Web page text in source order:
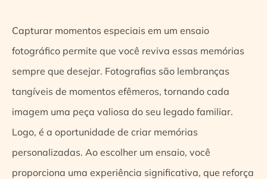
Capturar momentos especiais em um ensaio
fotográfico permite que você reviva essas memórias
sempre que desejar. Fotografias são lembranças
tangíveis de momentos efêmeros, tornando cada
imagem uma peça valiosa do seu legado familiar.
Logo, é a oportunidade de criar memórias
personalizadas. Ao escolher um ensaio, você
proporciona uma experiência significativa, que reforça